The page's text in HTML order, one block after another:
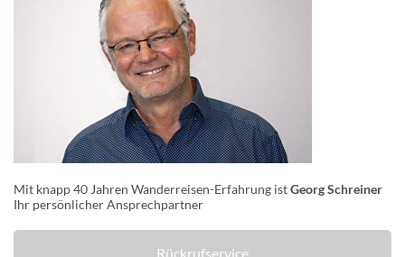
Mit knapp 40 Jahren Wanderreisen-Erfahrung istGeorg Schreiner
Ihr persönlicher Ansprechpartner
Rückrufservice